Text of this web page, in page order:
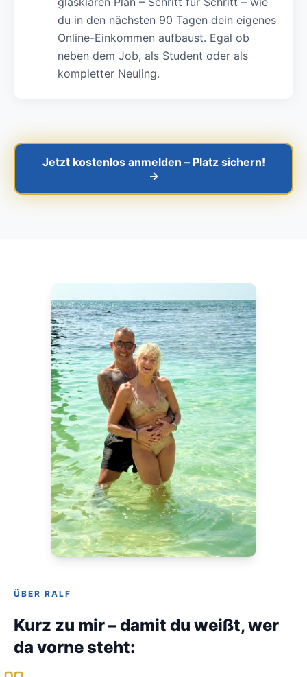
du in den nächsten 90 Tagen dein eigenes
Online-Einkommen aufbaust. Egal ob
neben dem Job, als Student oder als
kompletter Neuling.
Jetzt kostenlos anmelden – Platz sichern!
→
ÜBER RALF
Kurz zu mir – damit du weißt, wer
da vorne steht: